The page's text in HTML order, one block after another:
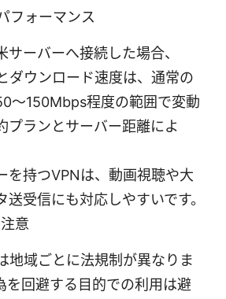
フォーマンス
サーバーへ接続した場合、
ダウンロード速度は、通常の
～150Mbps程度の範囲で変動
プランとサーバー距離によ
を持つVPNは、動画視聴や大
送受信にも対応しやすいです。
意
地域ごとに法規制が異なりま
を回避する目的での利用は避